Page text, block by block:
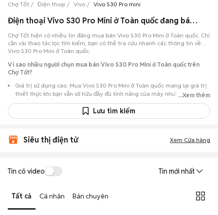
Chợ Tốt Điện thoại Vivo Vivo S30 Pro mini
Điện thoại Vivo S30 Pro Mini ở Toàn quốc đang bán 08/2026
Chợ Tốt hiện có nhiều tin đăng mua bán Vivo S30 Pro Mini ở Toàn quốc. Chỉ
cần vài thao tác lọc tìm kiếm, bạn có thể tra cứu nhanh các thông tin về
Vivo S30 Pro Mini ở Toàn quốc.
Vì sao nhiều người chọn mua bán Vivo S30 Pro Mini ở Toàn quốc trên
Chợ Tốt?
Giá trị sử dụng cao: Mua Vivo S30 Pro Mini ở Toàn quốc mang lại giá trị
thiết thực khi bạn vẫn sở hữu đầy đủ tính năng của máy nhưng với chi
phí đầu tư thấp hơn máy đập hộp.
Lựa chọn theo sát nhu cầu: Hệ thống ghi nhận nhiều tin rao Vivo S30
Test máy tại chỗ: Tạo điều kiện để người mua đến tận nơi xem xét cẩn
Dễ dàng thương lượng: Quá trình mua bán diễn ra trực tiếp, cho phép
hai bên trao đổi giá cả linh hoạt và có thể chốt giao dịch ngay trong
...Xem thêm
Lưu tìm kiếm
Siêu thị điện tử Xem Cửa hàng
Tin có video Tin mới nhất
Tất cả Cá nhân Bán chuyên